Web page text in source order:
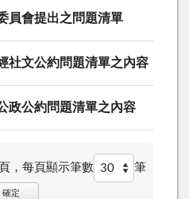
員會提出之問題清單
社文公約問題清單之內容
政公約問題清單之內容
頁， 每頁顯示筆數 筆
確定